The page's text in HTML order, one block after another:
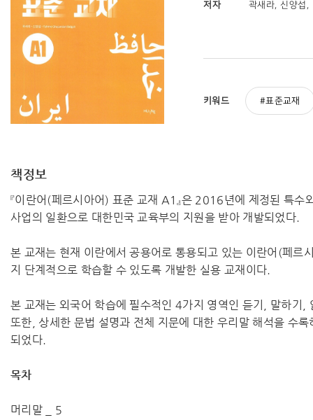
저자 곽새라, 신양
키워드 표준교재
책정보
『이란어(페르시아어) 표준 교재 A1』은 2016년에 제정된 특
사업의 일환으로 대한민국 교육부의 지원을 받아 개발되었다.
본 교재는 현재 이란에서 공용어로 통용되고 있는 이란어(페르
지 단계적으로 학습할 수 있도록 개발한 실용 교재이다.
본 교재는 외국어 학습에 필수적인 4가지 영역인 듣기, 말하기
또한, 상세한 문법 설명과 전체 지문에 대한 우리말 해석을 수
되었다.
목차
머리말 _ 5